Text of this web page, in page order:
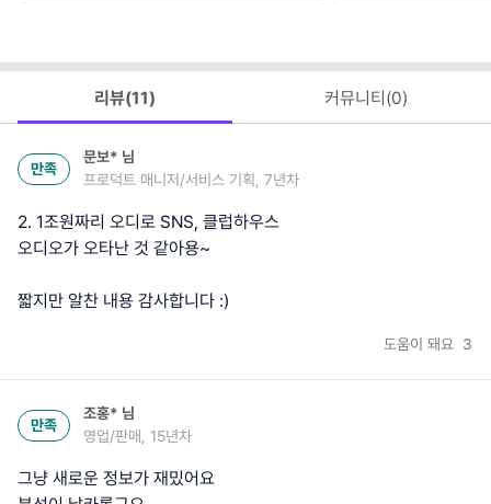
리뷰(11) 커뮤니티(0)
만족
문보* 님
프로덕트 매니저/서비스 기획, 7년차
2. 1조원짜리 오디로 SNS, 클럽하우스
오디오가 오타난 것 같아용~
짧지만 알찬 내용 감사합니다 :)
도움이 돼요 3
만족
조홍* 님
영업/판매, 15년차
그냥 새로운 정보가 재밌어요